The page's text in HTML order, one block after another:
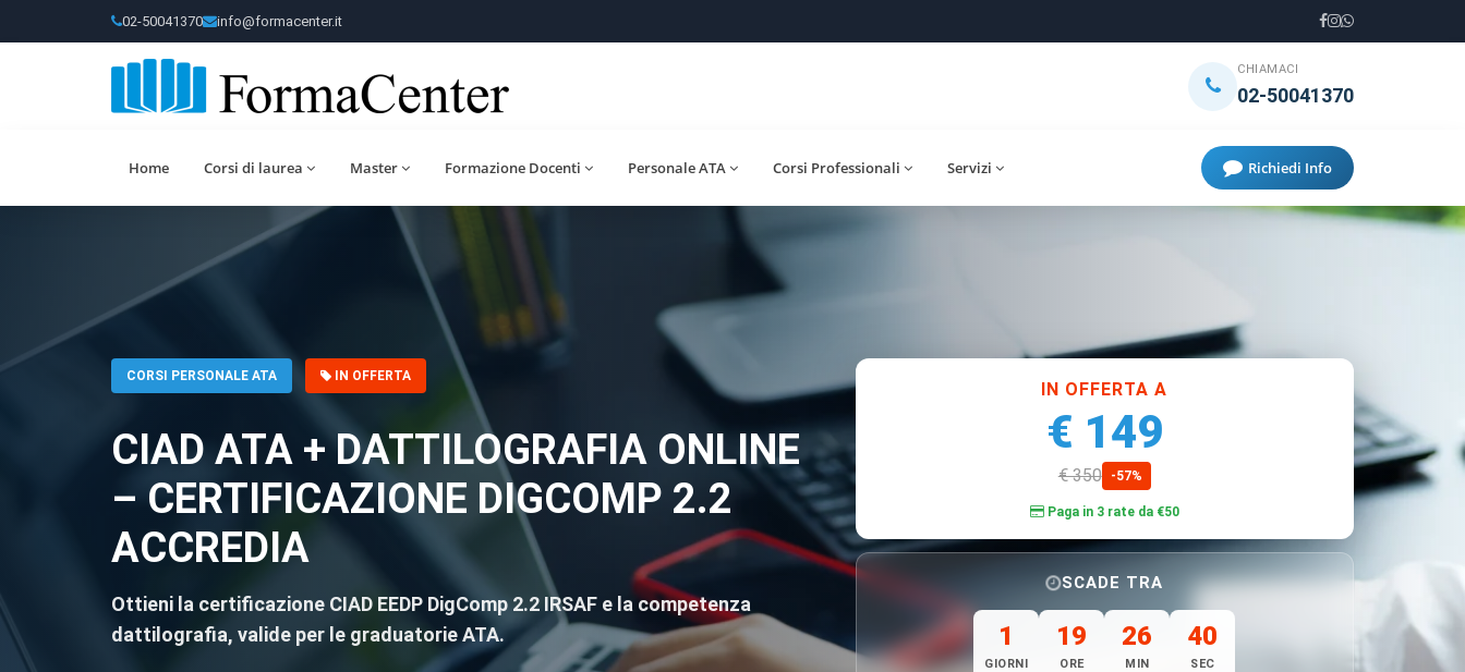
02-50041370 info@formacenter.it
CHIAMACI
02-50041370
Home Corsi di laurea Master Formazione Docenti Personale ATA Corsi Professionali Servizi Richiedi Info
CORSI PERSONALE ATA IN OFFERTA
CIAD ATA + DATTILOGRAFIA ONLINE
– CERTIFICAZIONE DIGCOMP 2.2
ACCREDIA
Ottieni la certificazione CIAD EEDP DigComp 2.2 IRSAF e la competenza
dattilografia, valide per le graduatorie ATA.
IN OFFERTA A
€ 149
€ 350 -57%
Paga in 3 rate da €50
SCADE TRA
1
GIORNI
19
ORE
26
MIN
38
SEC